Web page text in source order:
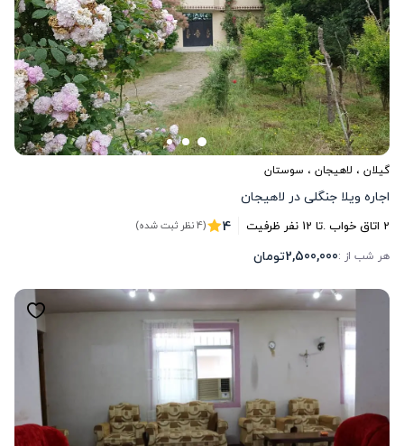
گیلان ، لاهیجان ، سوستان
اجاره ویلا جنگلی در لاهیجان
2 اتاق خواب .تا 12 نفر ظرفیت 4 (4 نظر ثبت شده)
هر شب از :2,500,000تومان